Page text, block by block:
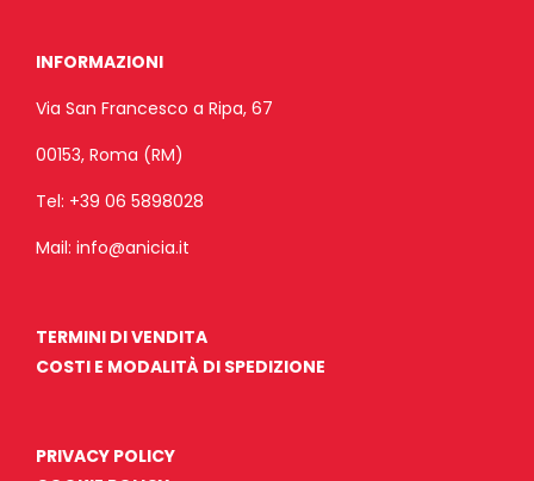
INFORMAZIONI
Via San Francesco a Ripa, 67
00153, Roma (RM)
Tel: +39 06 5898028
Mail: info@anicia.it
TERMINI DI VENDITA
COSTI E MODALITÀ DI SPEDIZIONE
PRIVACY POLICY